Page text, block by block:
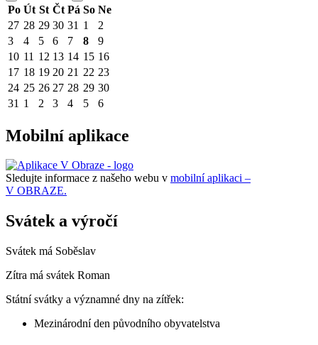
Po Út St Čt Pá So Ne
27 28 29 30 31 1
2
3
4 5 6 7 8
9
10 11 12 13 14 15 16
17 18 19 20 21 22 23
24 25 26 27 28 29 30
31 1 2 3 4 5 6
Mobilní aplikace
Sledujte informace z našeho webu v mobilní aplikaci –
V OBRAZE.
Svátek a výročí
Svátek má Soběslav
Zítra má svátek Roman
Státní svátky a významné dny na zítřek:
Mezinárodní den původního obyvatelstva